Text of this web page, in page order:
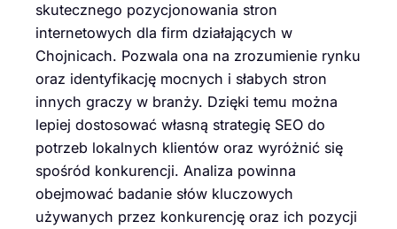
skutecznego pozycjonowania stron
internetowych dla firm działających w
Chojnicach. Pozwala ona na zrozumienie rynku
oraz identyfikację mocnych i słabych stron
innych graczy w branży. Dzięki temu można
lepiej dostosować własną strategię SEO do
potrzeb lokalnych klientów oraz wyróżnić się
spośród konkurencji. Analiza powinna
obejmować badanie słów kluczowych
używanych przez konkurencję oraz ich pozycji